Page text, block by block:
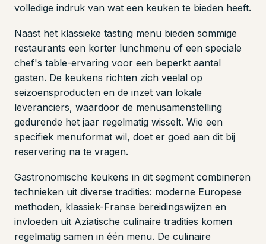
volledige indruk van wat een keuken te bieden heeft.
Naast het klassieke tasting menu bieden sommige
restaurants een korter lunchmenu of een speciale
chef's table-ervaring voor een beperkt aantal
gasten. De keukens richten zich veelal op
seizoensproducten en de inzet van lokale
leveranciers, waardoor de menusamenstelling
gedurende het jaar regelmatig wisselt. Wie een
specifiek menuformat wil, doet er goed aan dit bij
reservering na te vragen.
Gastronomische keukens in dit segment combineren
technieken uit diverse tradities: moderne Europese
methoden, klassiek-Franse bereidingswijzen en
invloeden uit Aziatische culinaire tradities komen
regelmatig samen in één menu. De culinaire